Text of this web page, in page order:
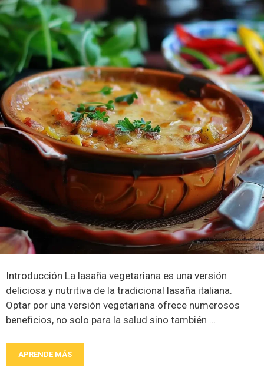
Introducción La lasaña vegetariana es una versión
deliciosa y nutritiva de la tradicional lasaña italiana.
Optar por una versión vegetariana ofrece numerosos
beneficios, no solo para la salud sino también …
APRENDE MÁS